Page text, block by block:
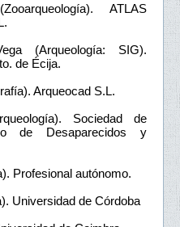
ATLAS
(Arqueología: SIG).
de Écija.
Arqueocad S.L.
Sociedad de
de Desaparecidos y
Profesional autónomo.
Universidad de Córdoba